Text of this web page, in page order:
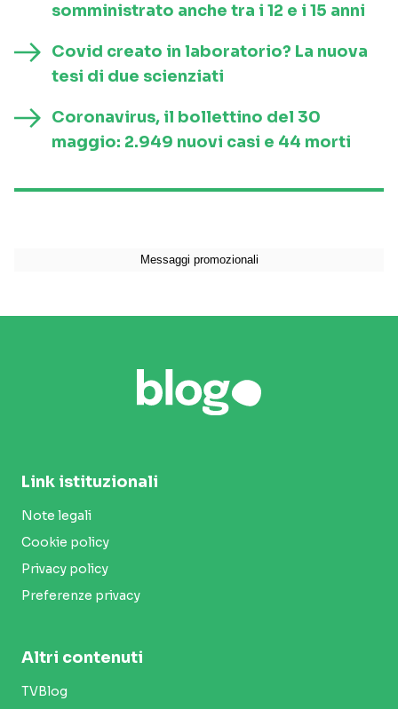
somministrato anche tra i 12 e i 15 anni
Covid creato in laboratorio? La nuova
tesi di due scienziati
Coronavirus, il bollettino del 30
maggio: 2.949 nuovi casi e 44 morti
Link istituzionali
Note legali
Cookie policy
Privacy policy
Preferenze privacy
Altri contenuti
TVBlog